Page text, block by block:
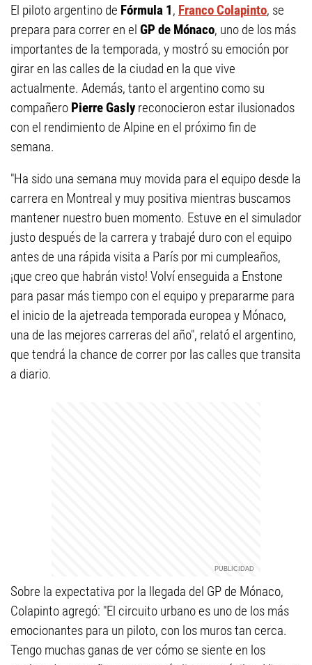
El piloto argentino de Fórmula 1, Franco Colapinto, se
prepara para correr en el GP de Mónaco, uno de los más
importantes de la temporada, y mostró su emoción por
girar en las calles de la ciudad en la que vive
actualmente. Además, tanto el argentino como su
compañero Pierre Gaslyreconocieron estar ilusionados
con el rendimiento de Alpine en el próximo fin de
semana.
"Ha sido una semana muy movida para el equipo desde la
carrera en Montreal y muy positiva mientras buscamos
mantener nuestro buen momento. Estuve en el simulador
justo después de la carrera y trabajé duro con el equipo
antes de una rápida visita a París por mi cumpleaños,
¡que creo que habrán visto! Volví enseguida a Enstone
para pasar más tiempo con el equipo y prepararme para
el inicio de la ajetreada temporada europea y Mónaco,
una de las mejores carreras del año", relató el argentino,
que tendrá la chance de correr por las calles que transita
a diario.
Sobre la expectativa por la llegada del GP de Mónaco,
Colapinto agregó: "El circuito urbano es uno de los más
emocionantes para un piloto, con los muros tan cerca.
Tengo muchas ganas de ver cómo se siente en los